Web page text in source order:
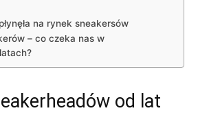
na rynek sneakersów
– co czeka nas w
od lat